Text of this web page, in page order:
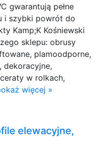
gwarantują pełne
i szybki powrót do
Kamp;K Kośniewski
sklepu: obrusy
plamoodporne,
dekoracyjne,
w rolkach,
więcej »
elewacyjne,